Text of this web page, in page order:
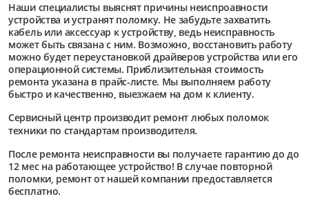
Наши специалисты выяснят причины неиспроавности
устройства и устранят поломку. Не забудьте захватить
кабель или аксессуар к устройству, ведь неисправность
может быть связана с ним. Возможно, восстановить работу
можно будет переустановкой драйверов устройства или его
операционной системы. Приблизительная стоимость
ремонта указана в прайс-листе. Мы выполняем работу
быстро и качественно, выезжаем на дом к клиенту.
Сервисный центр производит ремонт любых поломок
техники по стандартам производителя.
После ремонта неисправности вы получаете гарантию до до
12 мес на работающее устройство! В случае повторной
поломки, ремонт от нашей компании предоставляется
бесплатно.